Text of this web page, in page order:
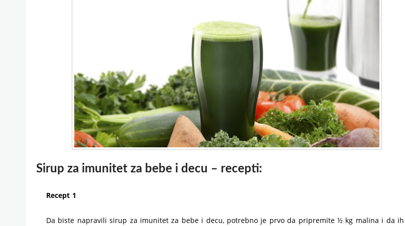
Sirup za imunitet za bebe i decu – recepti:
Recept 1
Da biste napravili sirup za imunitet za bebe i decu, potrebno je prvo da pripremite ½ kg malina i da ih